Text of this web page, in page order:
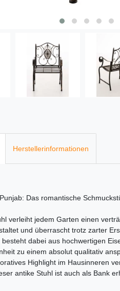
Herstellerinformationen
Das romantische
verleiht jedem Garten einen
und überrascht trotz zarter
dabei aus hochwertigen
zu einem absolut qualitativ
Highlight im Hausinneren
antike Stuhl ist auch als Bank